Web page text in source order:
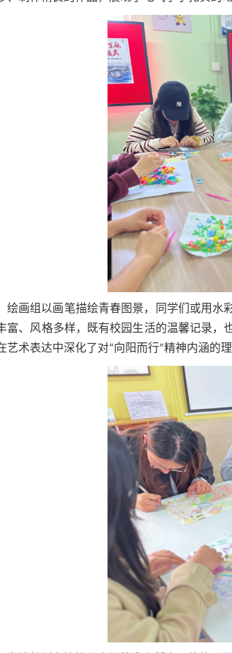
绘画组以画笔描绘青春图景，同学们或用水
富、风格多样，既有校园生活的温馨记录，
艺术表达中深化了对“向阳而行”精神内涵的理